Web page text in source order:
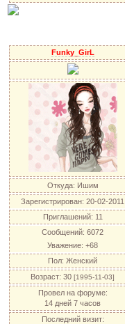
Funky_GirL
Откуда: Ишим
Зарегистрирован: 20-02-2011
Приглашений: 11
Сообщений: 6072
Уважение: +68
Пол: Женский
Возраст: 30 [1995-11-03]
Провел на форуме:
14 дней 7 часов
Последний визит: